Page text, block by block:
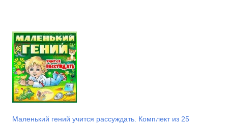
Маленький гений учится рассуждать. Комплект из 25